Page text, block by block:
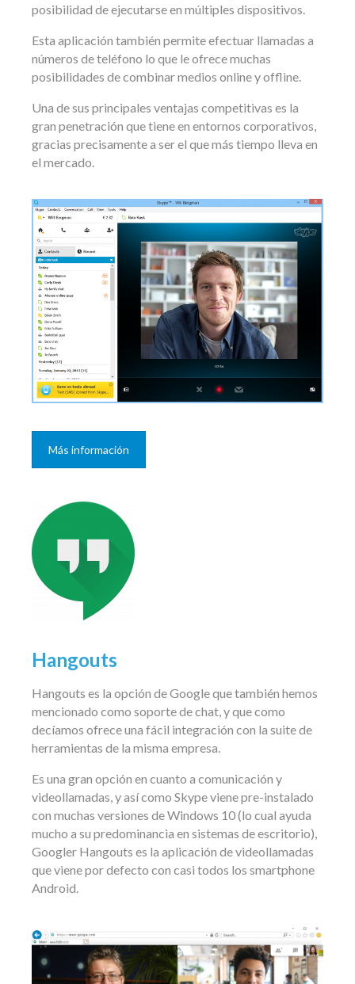
posibilidad de ejecutarse en múltiples dispositivos.
Esta aplicación también permite efectuar llamadas a
números de teléfono lo que le ofrece muchas
posibilidades de combinar medios online y offline.
Una de sus principales ventajas competitivas es la
gran penetración que tiene en entornos corporativos,
gracias precisamente a ser el que más tiempo lleva en
el mercado.
Más información
Hangouts
Hangouts es la opción de Google que también hemos
mencionado como soporte de chat, y que como
decíamos ofrece una fácil integración con la suite de
herramientas de la misma empresa.
Es una gran opción en cuanto a comunicación y
videollamadas, y así como Skype viene pre-instalado
con muchas versiones de Windows 10 (lo cual ayuda
mucho a su predominancia en sistemas de escritorio),
Googler Hangouts es la aplicación de videollamadas
que viene por defecto con casi todos los smartphone
Android.